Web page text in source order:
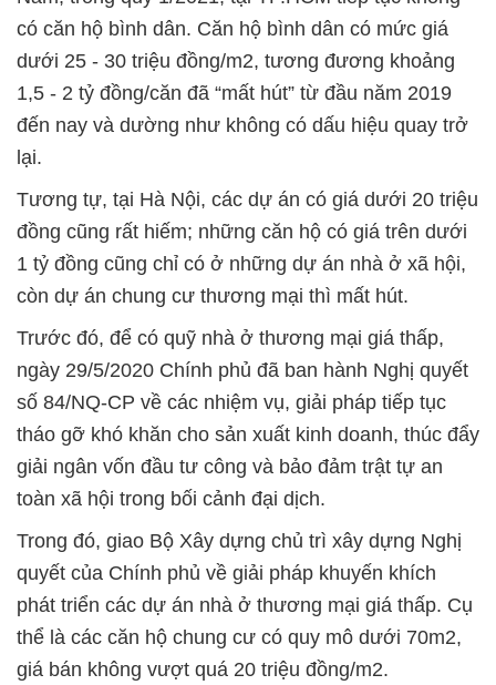
có căn hộ bình dân. Căn hộ bình dân có mức giá
dưới 25 - 30 triệu đồng/m2, tương đương khoảng
1,5 - 2 tỷ đồng/căn đã “mất hút” từ đầu năm 2019
đến nay và dường như không có dấu hiệu quay trở
lại.
Tương tự, tại Hà Nội, các dự án có giá dưới 20 triệu
đồng cũng rất hiếm; những căn hộ có giá trên dưới
1 tỷ đồng cũng chỉ có ở những dự án nhà ở xã hội,
còn dự án chung cư thương mại thì mất hút.
Trước đó, để có quỹ nhà ở thương mại giá thấp,
ngày 29/5/2020 Chính phủ đã ban hành Nghị quyết
số 84/NQ-CP về các nhiệm vụ, giải pháp tiếp tục
tháo gỡ khó khăn cho sản xuất kinh doanh, thúc đẩy
giải ngân vốn đầu tư công và bảo đảm trật tự an
toàn xã hội trong bối cảnh đại dịch.
Trong đó, giao Bộ Xây dựng chủ trì xây dựng Nghị
quyết của Chính phủ về giải pháp khuyến khích
phát triển các dự án nhà ở thương mại giá thấp. Cụ
thể là các căn hộ chung cư có quy mô dưới 70m2,
giá bán không vượt quá 20 triệu đồng/m2.